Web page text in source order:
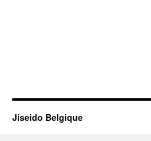
Jiseido Belgique